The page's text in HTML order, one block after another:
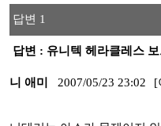
답변 1
답변 : 유니텍 헤라클레스
니 애미 2007/05/23 23:02 [